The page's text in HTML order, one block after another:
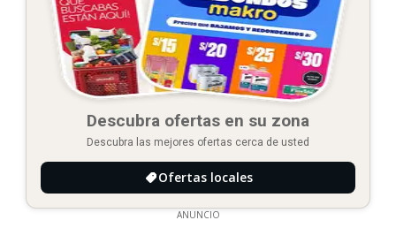
Descubra ofertas en su zona
Descubra las mejores ofertas cerca de usted
Ofertas locales
ANUNCIO